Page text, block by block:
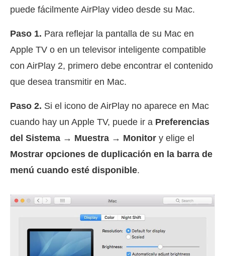
puede fácilmente AirPlay video desde su Mac.
Paso 1. Para reflejar la pantalla de su Mac en
Apple TV o en un televisor inteligente compatible
con AirPlay 2, primero debe encontrar el contenido
que desea transmitir en Mac.
Paso 2. Si el icono de AirPlay no aparece en Mac
cuando hay un Apple TV, puede ir a Preferencias
del Sistema → Muestra → Monitor y elige el
Mostrar opciones de duplicación en la barra de
menú cuando esté disponible.